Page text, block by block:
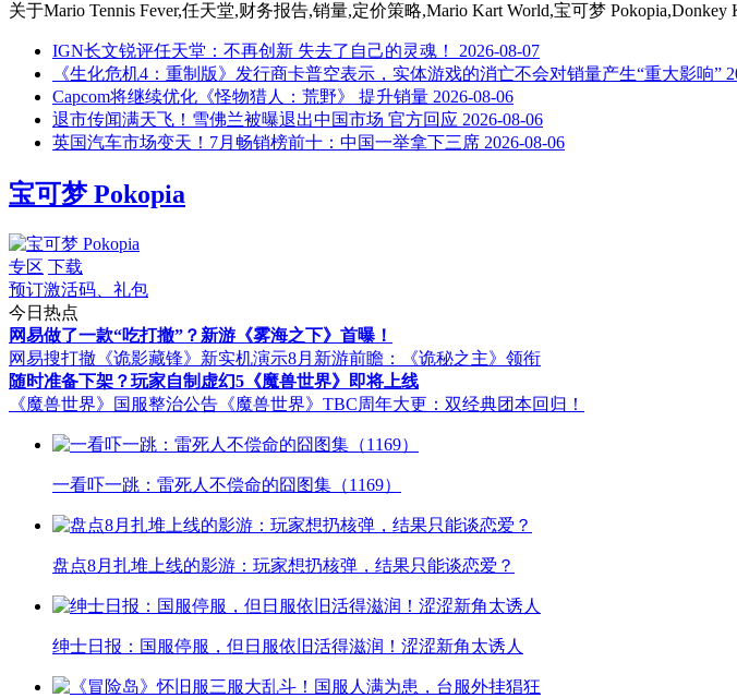
关于Mario Tennis Fever,任天堂,财务报告,销量,定价策略,Mario Kart World,宝可梦 Pokopia,Donkey
IGN长文锐评任天堂：不再创新 失去了自己的灵魂！
2026-08-07
《生化危机4：重制版》发行商卡普空表示，实体游戏的消亡不会对销量产生“重大影响”
Capcom将继续优化《怪物猎人：荒野》 提升销量 2026-08-06
退市传闻满天飞！雪佛兰被曝退出中国市场 官方回应 2026-08-06
英国汽车市场变天！7月畅销榜前十：中国一举拿下三席 2026-08-06
宝可梦 Pokopia
专区 下载
预订激活码、礼包
今日热点
网易做了一款“吃打撤”？新游《雾海之下》首曝！
网易搜打撤《诡影藏锋》新实机演示8月新游前瞻：《诡秘之主》领衔
随时准备下架？玩家自制虚幻5《魔兽世界》即将上线
《魔兽世界》国服整治公告 《魔兽世界》TBC周年大更：双经典团本回归！
一看吓一跳：雷死人不偿命的囧图集（1169）
盘点8月扎堆上线的影游：玩家想扔核弹，结果只能谈恋爱？
绅士日报：国服停服，但日服依旧活得滋润！涩涩新角太诱人